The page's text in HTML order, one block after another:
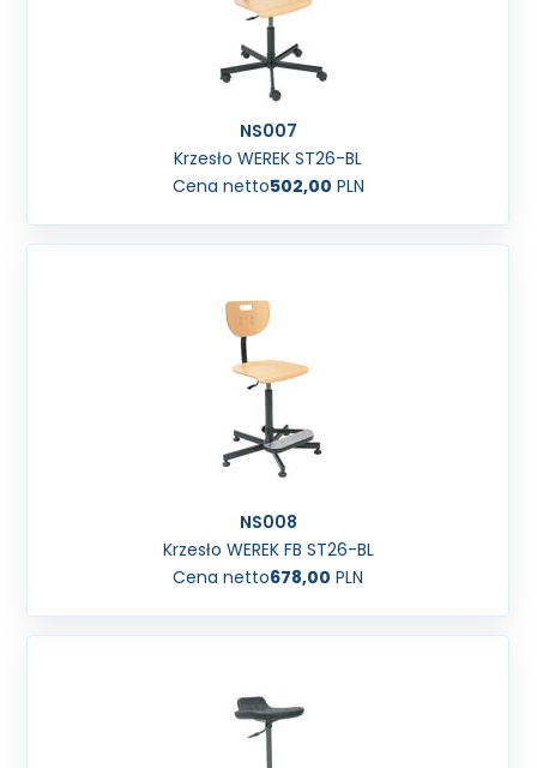
NS007
Krzesło WEREK ST26-BL
Cena netto502,00 PLN
NS008
Krzesło WEREK FB ST26-BL
Cena netto678,00 PLN